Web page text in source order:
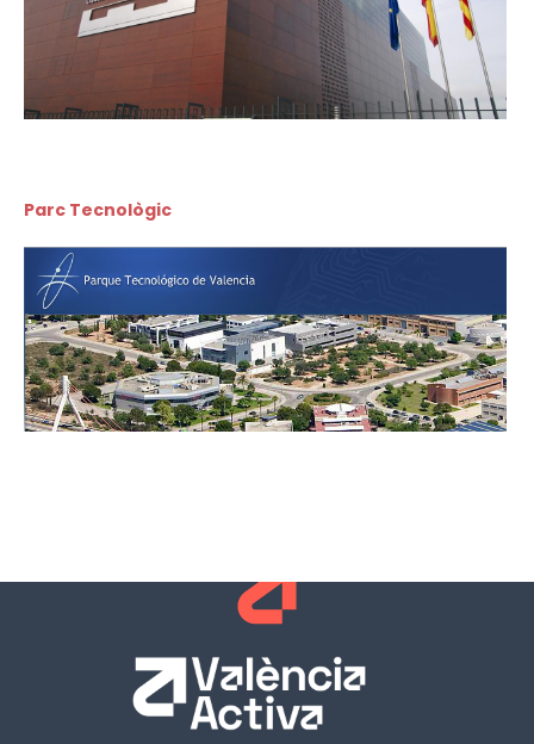
Parc Tecnològic